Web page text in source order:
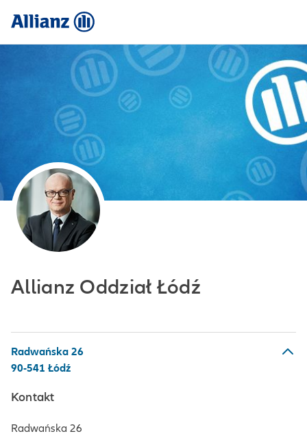
Allianz Oddział Łódź
Radwańska 26
90-541 Łódź
Kontakt
Radwańska 26